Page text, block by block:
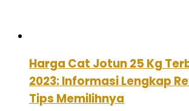
Harga Cat Jotun 25 Kg
2023: Informasi Lengkap
Tips Memilihnya